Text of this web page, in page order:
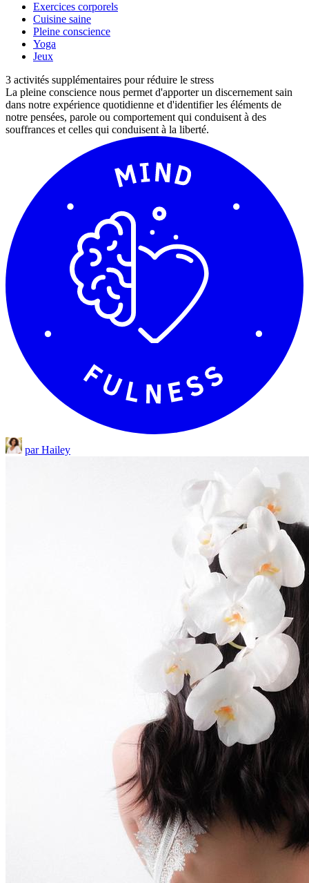
Exercices corporels
Cuisine saine
Pleine conscience
Yoga
Jeux
3 activités supplémentaires pour réduire le stress
La pleine conscience nous permet d'apporter un discernement sain
dans notre expérience quotidienne et d'identifier les éléments de
notre pensées, parole ou comportement qui conduisent à des
souffrances et celles qui conduisent à la liberté.
par Hailey